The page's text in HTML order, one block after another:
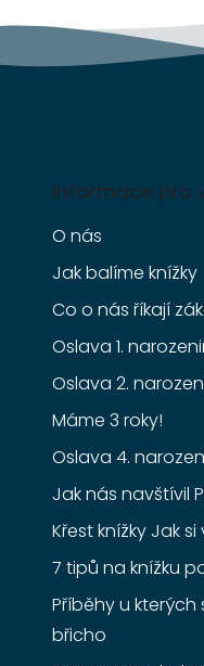
Informace pro
O nás
Jak balíme knížky
Co o nás říkají
Oslava 1.
Oslava 2.
Máme 3 roky!
Oslava 4.
Jak nás navštívil
Křest knížky Jak
7 tipů na knížku
Příběhy u
břicho